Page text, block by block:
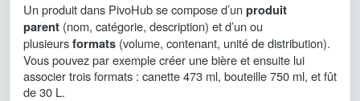
Un produit dans PivoHub se compose d’unproduit
parent (nom, catégorie, description) et d’un ou
plusieursformats (volume, contenant, unité de distribution).
Vous pouvez par exemple créer une bière et ensuite lui
associer trois formats : canette 473 ml, bouteille 750 ml, et fût
de 30 L.